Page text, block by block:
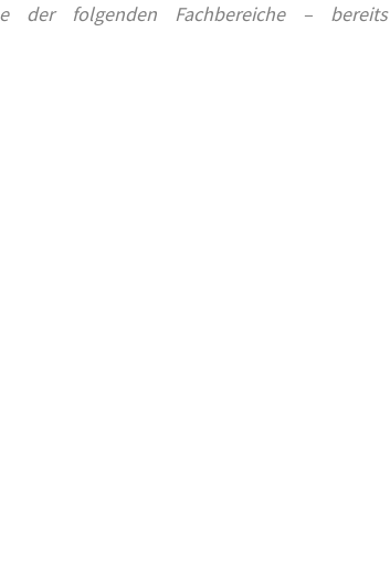
folgenden Fachbereiche – bereits